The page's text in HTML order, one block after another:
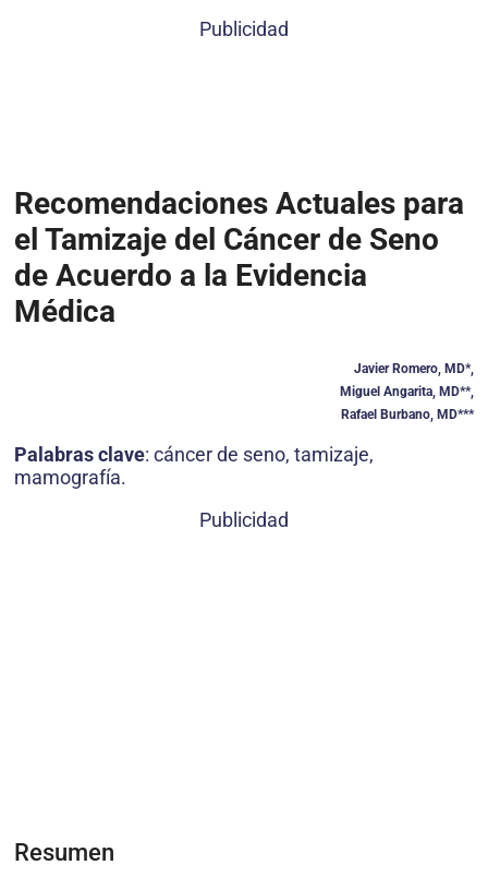
Publicidad
Recomendaciones Actuales para
el Tamizaje del Cáncer de Seno
de Acuerdo a la Evidencia
Médica
Javier Romero, MD*,
Miguel Angarita, MD**,
Rafael Burbano, MD***
Palabras clave: cáncer de seno, tamizaje,
mamografía.
Publicidad
Resumen